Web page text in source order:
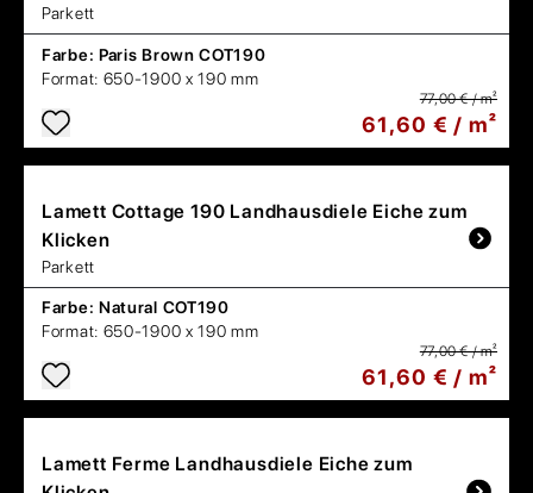
Parkett
Farbe: Paris Brown COT190
Format: 650-1900 x 190 mm
77,00 € / m²
61,60 € / m²
Lamett Cottage 190 Landhausdiele Eiche zum
Klicken
Parkett
Farbe: Natural COT190
Format: 650-1900 x 190 mm
77,00 € / m²
61,60 € / m²
Lamett Ferme Landhausdiele Eiche zum